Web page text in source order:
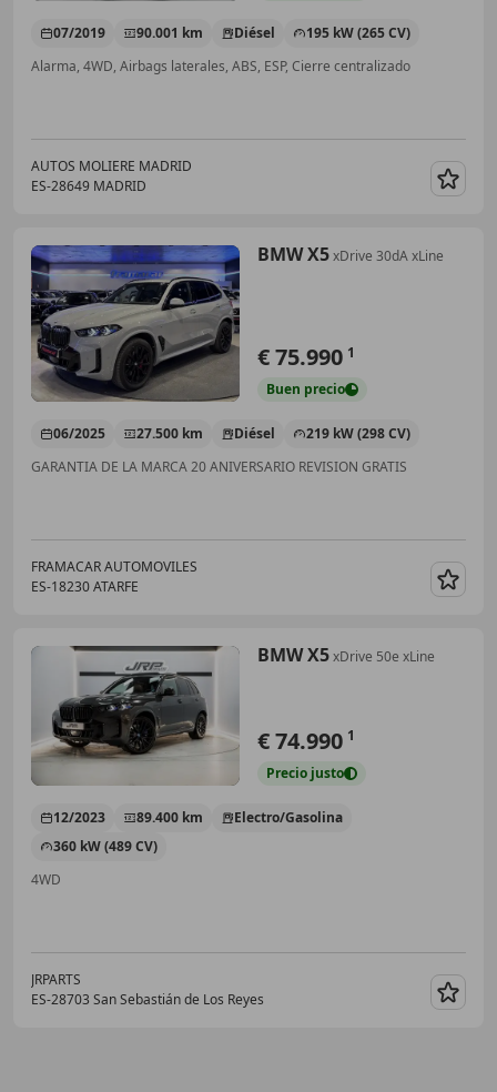
07/2019 90.001 km Diésel
195 kW (265 CV)
Alarma, 4WD, Airbags laterales, ABS, ESP, Cierre centralizado
AUTOS MOLIERE MADRID
ES-28649 MADRID
BMW X5xDrive 30dA xLine
€ 75.990 1
Buen precio
06/2025 27.500 km Diésel
219 kW (298 CV)
GARANTIA DE LA MARCA 20 ANIVERSARIO REVISION GRATIS
FRAMACAR AUTOMOVILES
ES-18230 ATARFE
BMW X5xDrive 50e xLine
€ 74.990 1
Precio justo
12/2023 89.400 km
Electro/Gasolina
360 kW (489 CV)
4WD
JRPARTS
ES-28703 San Sebastián de Los Reyes